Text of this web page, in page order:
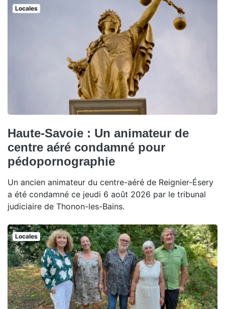
Locales
Haute-Savoie : Un animateur de
centre aéré condamné pour
pédopornographie
Un ancien animateur du centre-aéré de Reignier-Ésery
a été condamné ce jeudi 6 août 2026 par le tribunal
judiciaire de Thonon-les-Bains.
Locales